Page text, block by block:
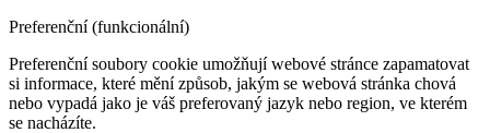
Preferenční (funkcionální)
Preferenční soubory cookie umožňují webové stránce zapamatovat
si informace, které mění způsob, jakým se webová stránka chová
nebo vypadá jako je váš preferovaný jazyk nebo region, ve kterém
se nacházíte.